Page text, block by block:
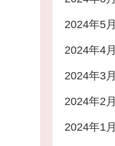
2024年5月
2024年4月
2024年3月
2024年2月
2024年1月